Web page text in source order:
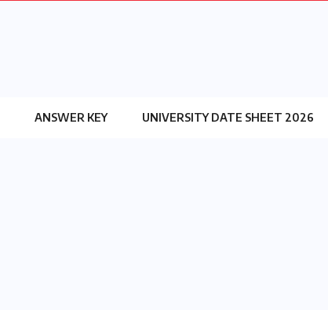
ANSWER KEY UNIVERSITY DATE SHEET 2026